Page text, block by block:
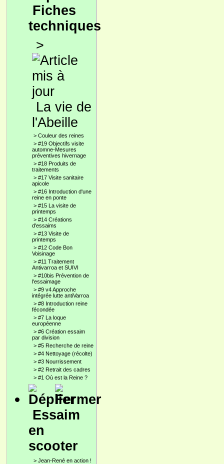
Fiches
techniques
>
La vie de
l'Abeille
> Couleur des reines
> #19 Objectifs visite
automne-Mesures
préventives hivernage
> #18 Produits de
traitements
> #17 Visite sanitaire
apicole
> #16 Introduction d'une
reine en ponte
> #15 La visite de
printemps
> #14 Créations
d'essaims
> #13 Visite de
printemps
> #12 Code Bon
Voisinage
> #11 Traitement
Antivarroa et SUIVI
> #10bis Prévention de
l'essaimage
> #9 v4 Approche
intégrée lutte antiVarroa
> #8 Introduction reine
fécondée
> #7 La loque
européenne
> #6 Création essaim
par division
> #5 Recherche de reine
> #4 Nettoyage (récolte)
> #3 Nourrissement
> #2 Retrait des cadres
> #1 Où est la Reine ?
Essaim
en
scooter
> Jean-René en action !